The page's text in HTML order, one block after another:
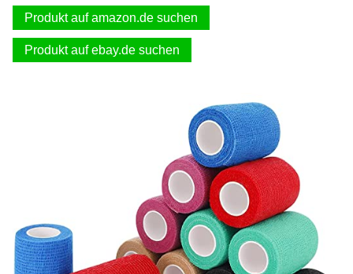
Produkt auf amazon.de suchen
Produkt auf ebay.de suchen